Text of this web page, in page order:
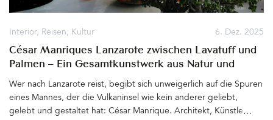
6. Dez. 2025
Interior, Reisen, Kultur
César Manriques Lanzarote zwischen Lavatuff und
Palmen – Ein Gesamtkunstwerk aus Natur und
Architektur, Kunst und Lebensfreude
Wer nach Lanzarote reist, begibt sich unweigerlich auf die Spuren
eines Mannes, der die Vulkaninsel wie kein anderer geliebt,
gelebt und gestaltet hat: César Manrique. Architekt, Künstler,